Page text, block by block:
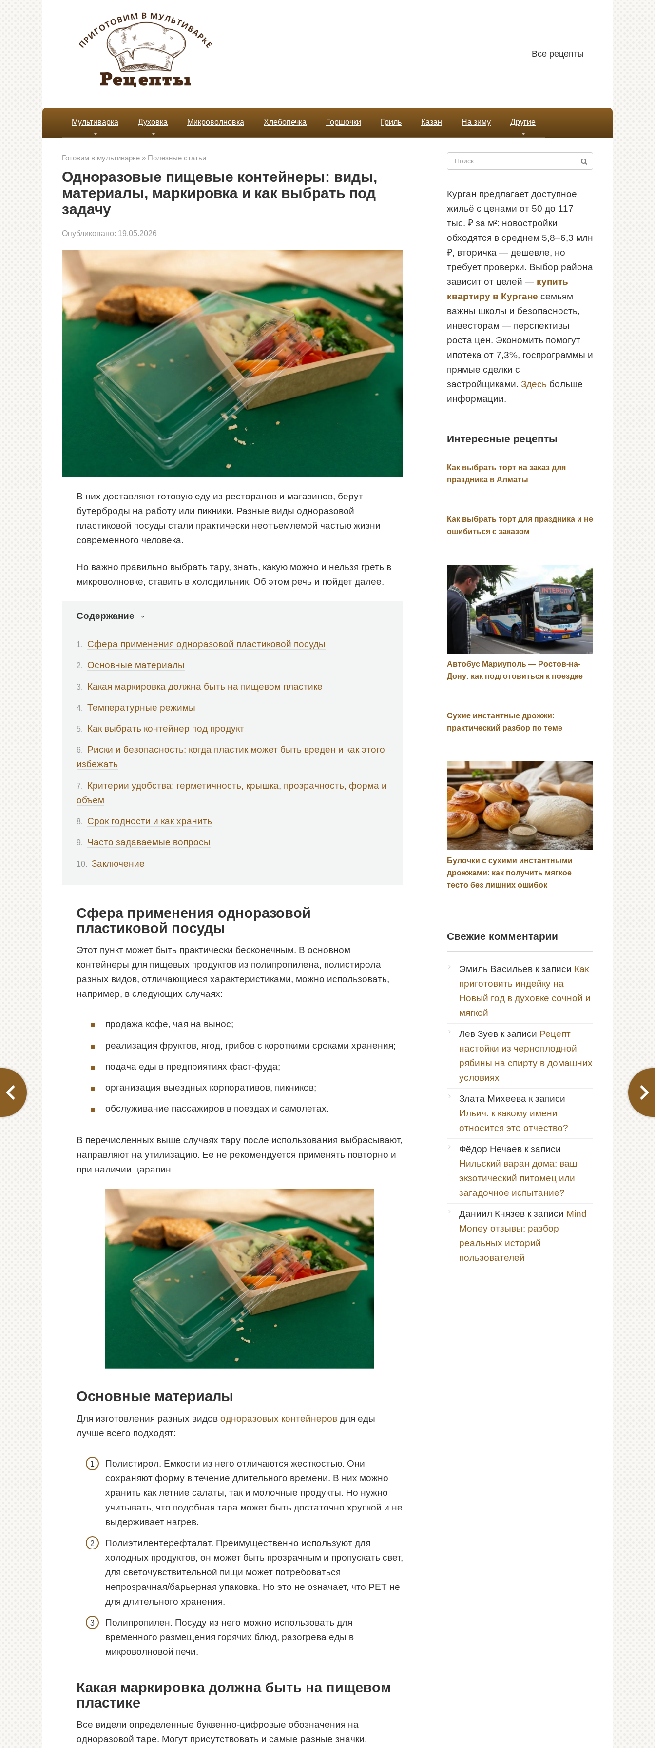
Все рецепты
Мультиварка Духовка Микроволновка Хлебопечка Горшочки Гриль Казан На зиму Другие
Готовим в мультиварке » Полезные статьи
Одноразовые пищевые контейнеры: виды,
материалы, маркировка и как выбрать под
задачу
Опубликовано: 19.05.2026
В них доставляют готовую еду из ресторанов и магазинов, берут
бутерброды на работу или пикники. Разные виды одноразовой
пластиковой посуды стали практически неотъемлемой частью жизни
современного человека.
Но важно правильно выбрать тару, знать, какую можно и нельзя греть в
микроволновке, ставить в холодильник. Об этом речь и пойдет далее.
Содержание
Сфера применения одноразовой пластиковой посуды
Основные материалы
Какая маркировка должна быть на пищевом пластике
Температурные режимы
Как выбрать контейнер под продукт
Риски и безопасность: когда пластик может быть вреден и как этого
избежать
Критерии удобства: герметичность, крышка, прозрачность, форма и
объем
Срок годности и как хранить
Часто задаваемые вопросы
Заключение
Сфера применения одноразовой
пластиковой посуды
Этот пункт может быть практически бесконечным. В основном
контейнеры для пищевых продуктов из полипропилена, полистирола
разных видов, отличающиеся характеристиками, можно использовать,
например, в следующих случаях:
продажа кофе, чая на вынос;
реализация фруктов, ягод, грибов с короткими сроками хранения;
подача еды в предприятиях фаст-фуда;
организация выездных корпоративов, пикников;
обслуживание пассажиров в поездах и самолетах.
В перечисленных выше случаях тару после использования выбрасывают,
направляют на утилизацию. Ее не рекомендуется применять повторно и
при наличии царапин.
Основные материалы
Для изготовления разных видов одноразовых контейнеров для еды
лучше всего подходят:
Полистирол. Емкости из него отличаются жесткостью. Они
сохраняют форму в течение длительного времени. В них можно
хранить как летние салаты, так и молочные продукты. Но нужно
учитывать, что подобная тара может быть достаточно хрупкой и не
выдерживает нагрев.
Полиэтилентерефталат. Преимущественно используют для
холодных продуктов, он может быть прозрачным и пропускать свет,
для светочувствительной пищи может потребоваться
непрозрачная/барьерная упаковка. Но это не означает, что PET не
для длительного хранения.
Полипропилен. Посуду из него можно использовать для
временного размещения горячих блюд, разогрева еды в
микроволновой печи.
Какая маркировка должна быть на пищевом
пластике
Все видели определенные буквенно-цифровые обозначения на
одноразовой таре. Могут присутствовать и самые разные значки.
Поиск:
Курган предлагает доступное
жильё с ценами от 50 до 117
тыс. ₽ за м²: новостройки
обходятся в среднем 5,8–6,3 млн
₽, вторичка — дешевле, но
требует проверки. Выбор района
зависит от целей — купить
квартиру в Кургане семьям
важны школы и безопасность,
инвесторам — перспективы
роста цен. Экономить помогут
ипотека от 7,3%, госпрограммы и
прямые сделки с
застройщиками. Здесь больше
информации.
Интересные рецепты
Как выбрать торт на заказ для
праздника в Алматы
Как выбрать торт для праздника и не
ошибиться с заказом
Автобус Мариуполь — Ростов-на-
Дону: как подготовиться к поездке
Сухие инстантные дрожжи:
практический разбор по теме
Булочки с сухими инстантными
дрожжами: как получить мягкое
тесто без лишних ошибок
Свежие комментарии
Эмиль Васильев к записи Как
приготовить индейку на
Новый год в духовке сочной и
мягкой
Лев Зуев к записи Рецепт
настойки из черноплодной
рябины на спирту в домашних
условиях
Злата Михеева к записи
Ильич: к какому имени
относится это отчество?
Фёдор Нечаев к записи
Нильский варан дома: ваш
экзотический питомец или
загадочное испытание?
Даниил Князев к записи Mind
Money отзывы: разбор
реальных историй
пользователей